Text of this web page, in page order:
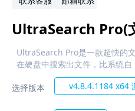
UltraSearch Pro(
UltraSearch Pro是一款超快的
在硬盘中搜索出文件，比系统自
选择版本 v4.8.4.1184 x64